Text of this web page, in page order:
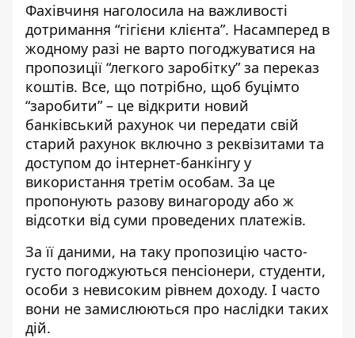
Фахівчиня наголосила на важливості
дотримання “гігієни клієнта”. Насамперед в
жодному разі не варто погоджуватися на
пропозиції “легкого заробітку” за переказ
коштів. Все, що потрібно, щоб буцімто
“заробити” – це відкрити новий
банківський рахунок чи передати свій
старий рахунок включно з реквізитами та
доступом до інтернет-банкінгу у
використання третім особам. За це
пропонують разову винагороду або ж
відсотки від суми проведених платежів.
За її даними, на таку пропозицію часто-
густо погоджуються пенсіонери, студенти,
особи з невисоким рівнем доходу. І часто
вони не замислюються про наслідки таких
дій.